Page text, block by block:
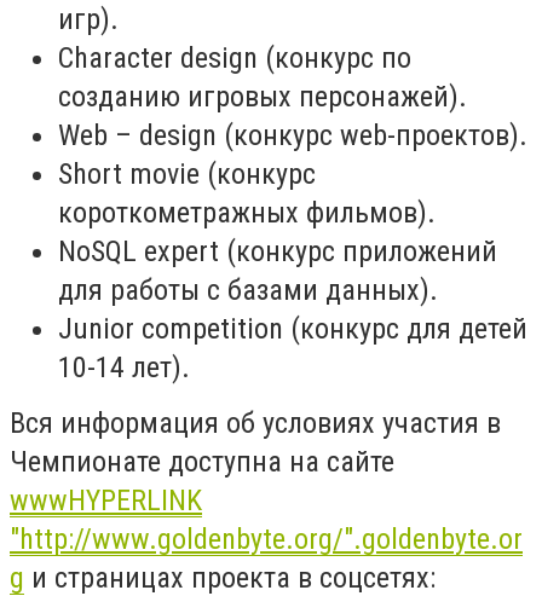
игр).
Character design (конкурс по
созданию игровых персонажей).
Web – design (конкурс web-проектов).
Short movie (конкурс
короткометражных фильмов).
NoSQL expert (конкурс приложений
для работы с базами данных).
Junior competition (конкурс для детей
10-14 лет).
Вся информация об условиях участия в
Чемпионате доступна на сайте
wwwHYPERLINK
"http://www.goldenbyte.org/".goldenbyte.or
g и страницах проекта в соцсетях: